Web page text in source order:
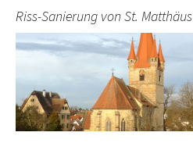
Riss-Sanierung von St. Matthäus